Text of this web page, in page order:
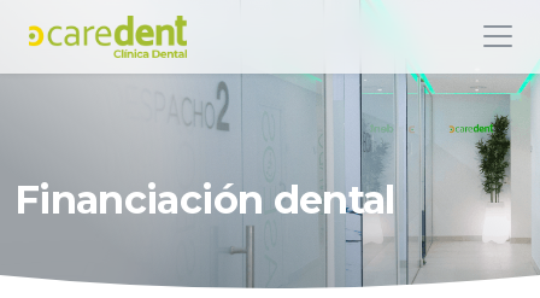
Financiación dental